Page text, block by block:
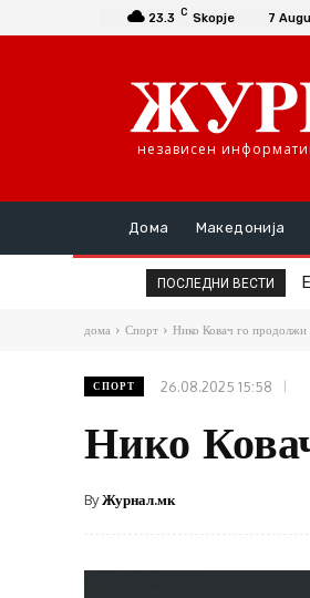
23.3 C Skopje 7
независен
Дома Македонија
ПОСЛЕДНИ ВЕСТИ
дома Спорт Нико Ковач го
СПОРТ 26.08.2025 15:58
Нико
ByЖурнал.мк